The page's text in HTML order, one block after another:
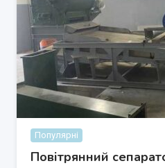
Популярні
Повітрянний